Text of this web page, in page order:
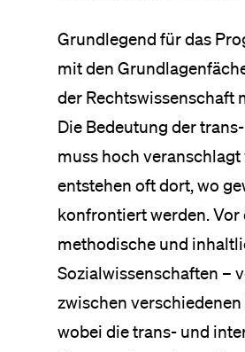
Grundlegend für das
mit den
der Rechtswissenschaft
Die Bedeutung der
muss hoch
entstehen oft dort, wo
konfrontiert werden.
methodische und
Sozialwissenschaften –
zwischen
wobei die trans- und